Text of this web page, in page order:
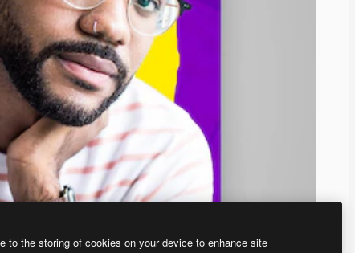
to the storing of cookies on your device to enhance site